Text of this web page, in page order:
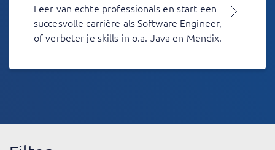
Leer van echte professionals en start een
succesvolle carrière als Software Engineer,
of verbeter je skills in o.a. Java en Mendix.